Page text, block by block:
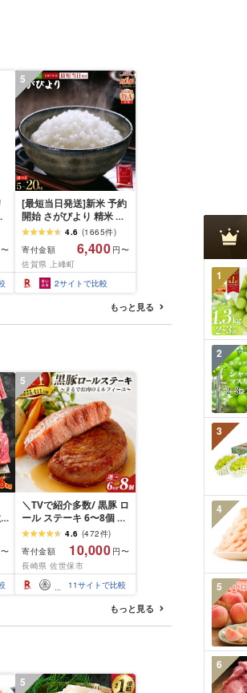
5
[最短当日発送]新米 予約
開始 さがびより 精米 無
洗米[選べる容量]★単一
米★総合1位獲得★選べ
る発送月★特A評価16年
連続 7年産 定期便 佐賀
県産米 令和 先行予約 米
お米 精米 白米 ブランド
米 5kg 10kg 15kg 20kg
4.6 (1665件)
寄付金額
6,400 円〜
佐賀県 上峰町
2サイトで比較
もっと見る
5
＼TVで紹介多数/ 黒豚 ロ
ール ステーキ 6〜8個 ≪
お箸でほぐせるやわらか
さ≫ 職人厳選 無添加 小
分け オリジナル ポーク
ステーキ 子供も安心 豚
豚肉 セット ジューシー
ギフト 贈り物 おすすめ
おかず 簡単調理 人気 送
4.6 (472件)
寄付金額
10,000 円〜
長崎県 佐世保市
11サイトで比較
もっと見る
5
1
2
3
4
5
6